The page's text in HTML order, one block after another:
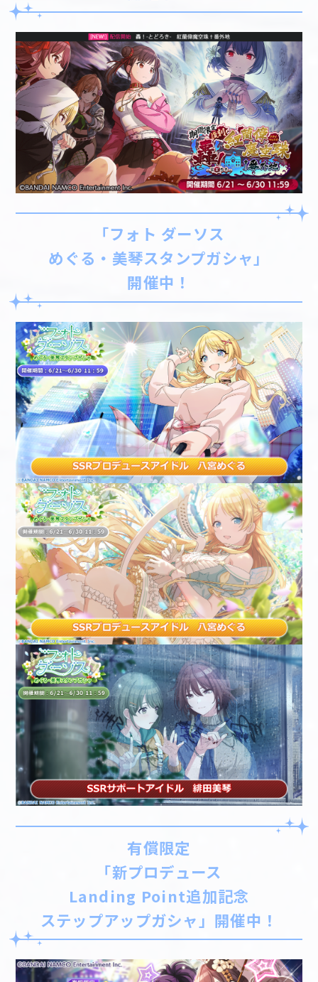
「フォト ダーソス
めぐる・美琴スタンプガシャ」
開催中！
有償限定
「新プロデュース
Landing Point追加記念
ステップアップガシャ」開催中！